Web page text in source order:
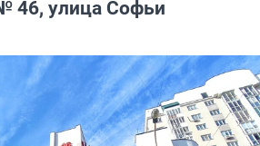
46, улица Софьи